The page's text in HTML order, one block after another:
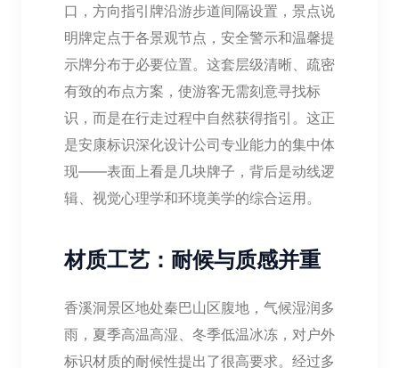
口，方向指引牌沿游步道间隔设置，景点说
明牌定点于各景观节点，安全警示和温馨提
示牌分布于必要位置。这套层级清晰、疏密
有致的布点方案，使游客无需刻意寻找标
识，而是在行走过程中自然获得指引。这正
是安康标识深化设计公司专业能力的集中体
现——表面上看是几块牌子，背后是动线逻
辑、视觉心理学和环境美学的综合运用。
材质工艺：耐候与质感并重
香溪洞景区地处秦巴山区腹地，气候湿润多
雨，夏季高温高湿、冬季低温冰冻，对户外
标识材质的耐候性提出了很高要求。经过多